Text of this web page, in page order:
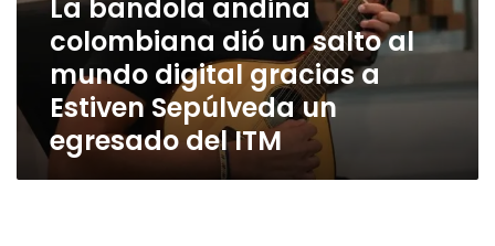
mundo
digital
a
Estiven
Sepúlveda
un
La bandola andina
colombiana dió un salto al
mundo digital gracias a
Estiven Sepúlveda un
egresado del ITM